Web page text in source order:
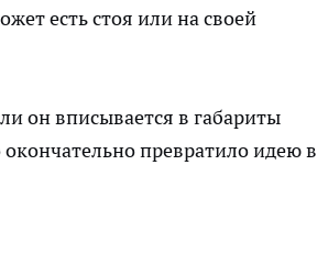
есть стоя или на своей
он вписывается в габариты
превратило идею в